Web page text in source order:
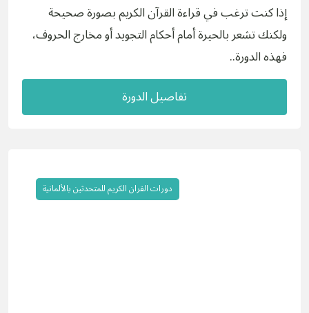
إذا كنت ترغب في قراءة القرآن الكريم بصورة صحيحة
ولكنك تشعر بالحيرة أمام أحكام التجويد أو مخارج الحروف،
فهذه الدورة..
تفاصيل الدورة
دورات القران الكريم للمتحدثين بالألمانية